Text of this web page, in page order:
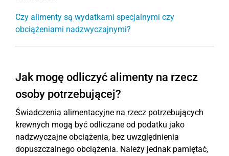
Czy alimenty są wydatkami specjalnymi czy
obciążeniami nadzwyczajnymi?
Jak mogę odliczyć alimenty na rzecz
osoby potrzebującej?
Świadczenia alimentacyjne na rzecz potrzebujących
krewnych mogą być odliczane od podatku jako
nadzwyczajne obciążenia, bez uwzględnienia
dopuszczalnego obciążenia. Należy jednak pamiętać,